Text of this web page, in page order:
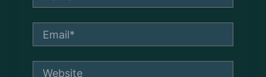
Email*
Website